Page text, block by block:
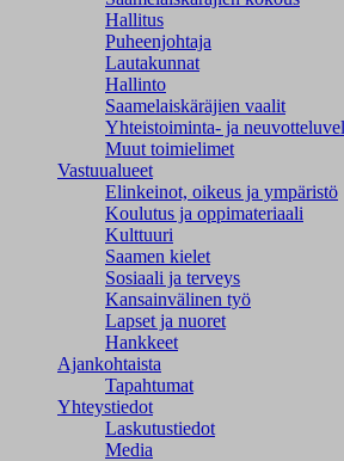
Hallitus
Puheenjohtaja
Lautakunnat
Hallinto
Saamelaiskäräjien vaalit
Yhteistoiminta- ja
Muut toimielimet
Vastuualueet
Elinkeinot, oikeus ja ympäristö
Koulutus ja oppimateriaali
Kulttuuri
Saamen kielet
Sosiaali ja terveys
Kansainvälinen työ
Lapset ja nuoret
Hankkeet
Ajankohtaista
Tapahtumat
Yhteystiedot
Laskutustiedot
Media